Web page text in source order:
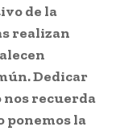
de la
realizan
Dedicar
recuerda
ponemos la